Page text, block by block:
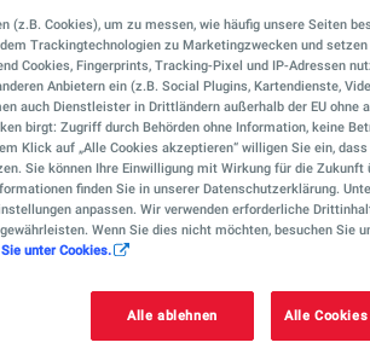
(z.B. Cookies), um zu messen, wie häufig unsere Seiten
Trackingtechnologien zu Marketingzwecken und
Cookies, Fingerprints, Tracking-Pixel und IP-Adressen
Anbietern ein (z.B. Social Plugins, Kartendienste,
auch Dienstleister in Drittländern außerhalb der EU ohne
birgt: Zugriff durch Behörden ohne Information, keine
Klick auf „Alle Cookies akzeptieren“ willigen Sie ein,
Sie können Ihre Einwilligung mit Wirkung für die Zukunft
finden Sie in unserer Datenschutzerklärung.
anpassen. Wir verwenden erforderliche
Wenn Sie dies nicht möchten, besuchen Sie
unter Cookies.
Alle ablehnen Alle